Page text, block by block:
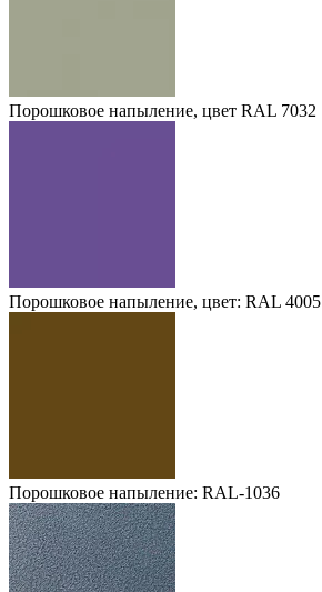
Порошковое напыление, цвет RAL 7032
Порошковое напыление, цвет: RAL 4005
Порошковое напыление: RAL-1036